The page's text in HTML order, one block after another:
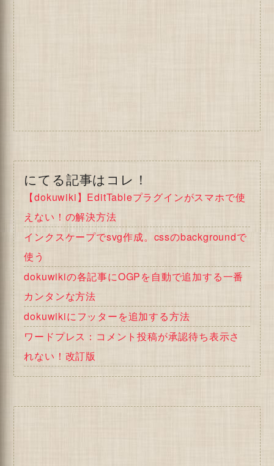
にてる記事はコレ！
【dokuwiki】EditTableプラグインがスマホで使
えない！の解決方法
インクスケープでsvg作成。cssのbackgroundで
使う
dokuwikiの各記事にOGPを自動で追加する一番
カンタンな方法
dokuwikiにフッターを追加する方法
ワードプレス：コメント投稿が承認待ち表示さ
れない！改訂版